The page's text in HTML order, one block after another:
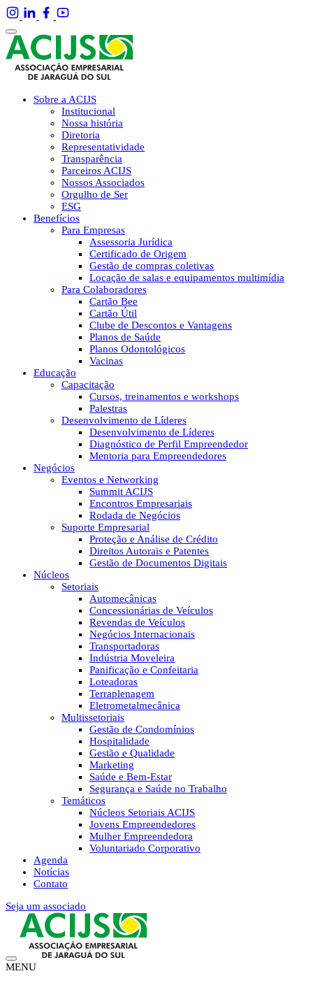
Sobre a ACIJS
Institucional
Nossa história
Diretoria
Representatividade
Transparência
Parceiros ACIJS
Nossos Associados
Orgulho de Ser
ESG
Benefícios
Para Empresas
Assessoria Jurídica
Certificado de Origem
Gestão de compras coletivas
Locação de salas e equipamentos multimídia
Para Colaboradores
Cartão Bee
Cartão Útil
Clube de Descontos e Vantagens
Planos de Saúde
Planos Odontológicos
Vacinas
Educação
Capacitação
Cursos, treinamentos e workshops
Palestras
Desenvolvimento de Líderes
Desenvolvimento de Líderes
Diagnóstico de Perfil Empreendedor
Mentoria para Empreendedores
Negócios
Eventos e Networking
Summit ACIJS
Encontros Empresariais
Rodada de Negócios
Suporte Empresarial
Proteção e Análise de Crédito
Direitos Autorais e Patentes
Gestão de Documentos Digitais
Núcleos
Setoriais
Automecânicas
Concessionárias de Veículos
Revendas de Veículos
Negócios Internacionais
Transportadoras
Indústria Moveleira
Panificação e Confeitaria
Loteadoras
Terraplenagem
Eletrometalmecânica
Multissetoriais
Gestão de Condomínios
Hospitalidade
Gestão e Qualidade
Marketing
Saúde e Bem-Estar
Segurança e Saúde no Trabalho
Temáticos
Núcleos Setoriais ACIJS
Jovens Empreendedores
Mulher Empreendedora
Voluntariado Corporativo
Agenda
Notícias
Contato
Seja um associado
MENU